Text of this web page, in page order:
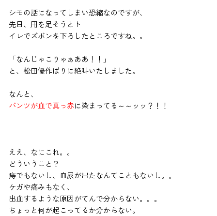
シモの話になってしまい恐縮なのですが、
先日、用を足そうとト
イレでズボンを下ろしたところですね。。
「なんじゃこりゃぁああ！！」
と、松田優作ばりに絶叫いたしました。
なんと、
パンツが血で真っ赤に染まってる～～ッッ？！！
ええ、なにこれ。。
どういうこと？
痔でもないし、血尿が出たなんてこともないし。。
ケガや痛みもなく、
出血するような原因がてんで分からない。。。
ちょっと何が起こってるか分からない。